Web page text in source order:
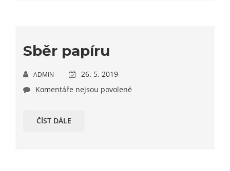
Sběr papíru
ADMIN
26. 5. 2019
Komentáře nejsou povolené
ČÍST DÁLE